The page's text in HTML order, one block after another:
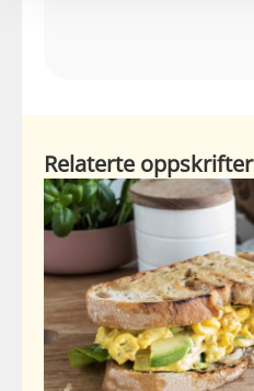
Relaterte oppskrifter